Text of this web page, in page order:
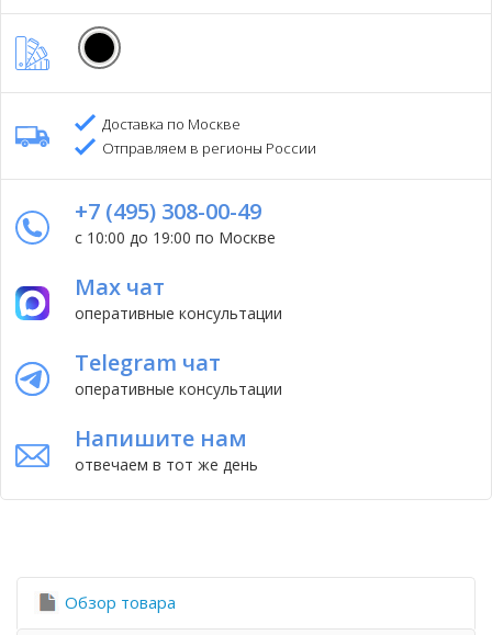
Доставка по Москве
Отправляем в регионы России
+7 (495) 308-00-49
с 10:00 до 19:00 по Москве
Max чат
оперативные консультации
Telegram чат
оперативные консультации
Напишите нам
отвечаем в тот же день
Обзор товара